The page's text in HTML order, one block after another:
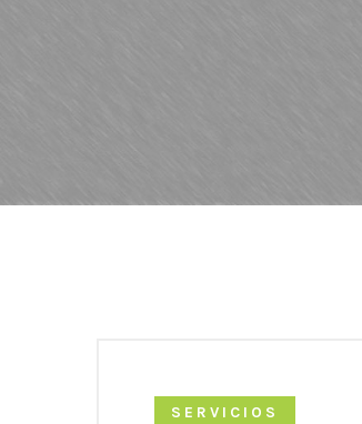
SERVICIOS